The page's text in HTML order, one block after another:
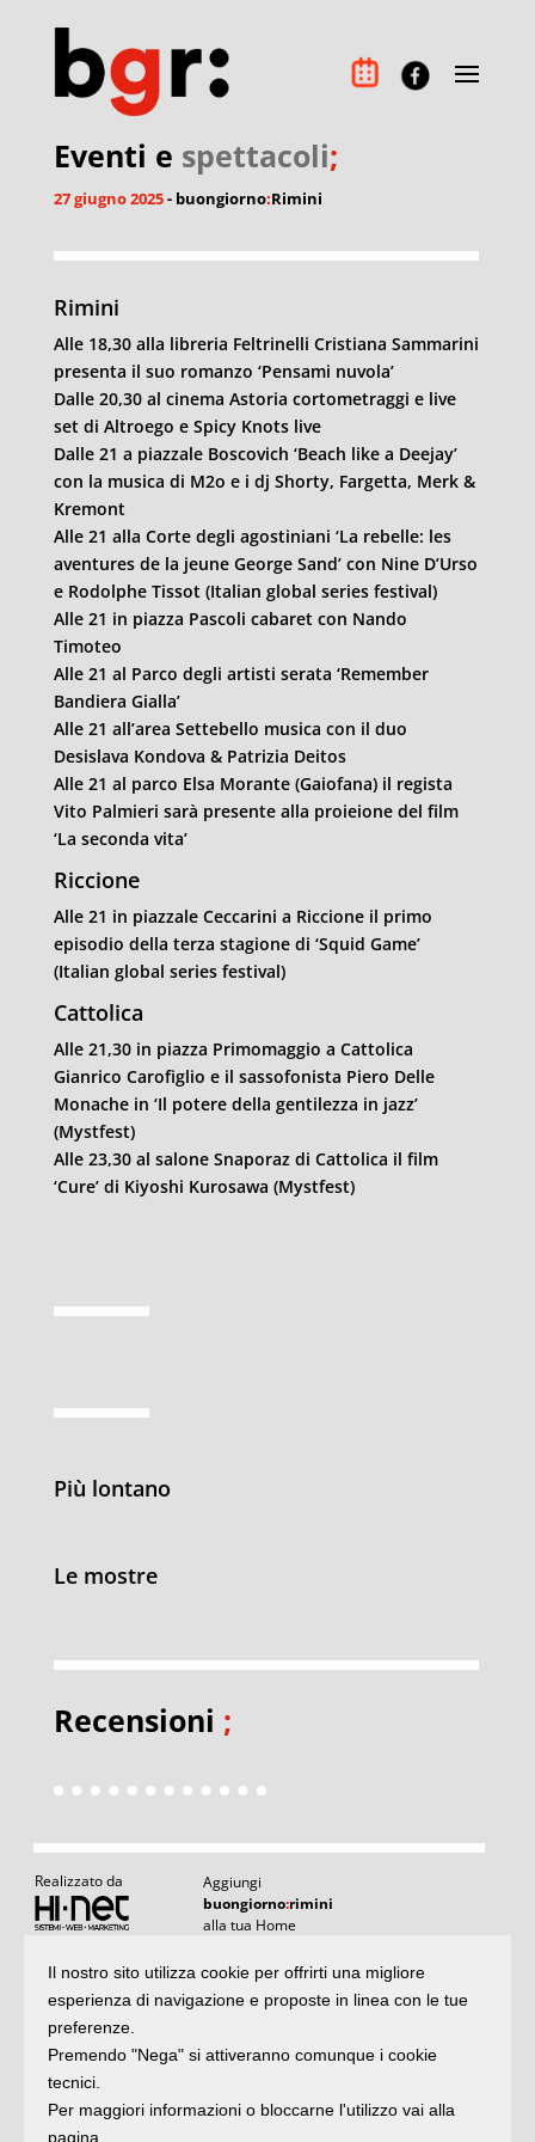
Eventi e spettacoli;
27 giugno 2025- buongiorno:Rimini
Rimini
Alle 18,30 alla libreria Feltrinelli Cristiana Sammarini
presenta il suo romanzo ‘Pensami nuvola’
Dalle 20,30 al cinema Astoria cortometraggi e live
set di Altroego e Spicy Knots live
Dalle 21 a piazzale Boscovich ‘Beach like a Deejay’
con la musica di M2o e i dj Shorty, Fargetta, Merk &
Kremont
Alle 21 alla Corte degli agostiniani ‘La rebelle: les
aventures de la jeune George Sand’ con Nine D’Urso
e Rodolphe Tissot (Italian global series festival)
Alle 21 in piazza Pascoli cabaret con Nando
Timoteo
Alle 21 al Parco degli artisti serata ‘Remember
Bandiera Gialla’
Alle 21 all’area Settebello musica con il duo
Desislava Kondova & Patrizia Deitos
Alle 21 al parco Elsa Morante (Gaiofana) il regista
Vito Palmieri sarà presente alla proieione del film
‘La seconda vita’
Riccione
Alle 21 in piazzale Ceccarini a Riccione il primo
episodio della terza stagione di ‘Squid Game’
(Italian global series festival)
Cattolica
Alle 21,30 in piazza Primomaggio a Cattolica
Gianrico Carofiglio e il sassofonista Piero Delle
Monache in ‘Il potere della gentilezza in jazz’
(Mystfest)
Alle 23,30 al salone Snaporaz di Cattolica il film
‘Cure’ di Kiyoshi Kurosawa (Mystfest)
Più lontano
Le mostre
Recensioni ;
Realizzato da
Aggiungi
buongiorno:rimini
alla tua Home
Articoli
e rubriche IArticoli: il meglio di buongiornoRimini
Argomenti:la storia delle notizie
Iscrivitialla newsletter
Il nostro sito utilizza cookie per offrirti una migliore
esperienza di navigazione e proposte in linea con le tue
preferenze.
Premendo "Nega" si attiveranno comunque i cookie
tecnici.
Per maggiori informazioni o bloccarne l'utilizzo vai alla
pagina.